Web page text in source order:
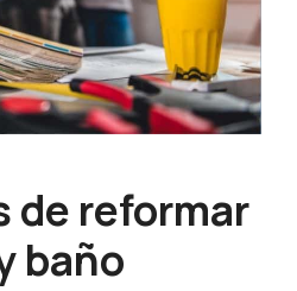
de reformar
baño